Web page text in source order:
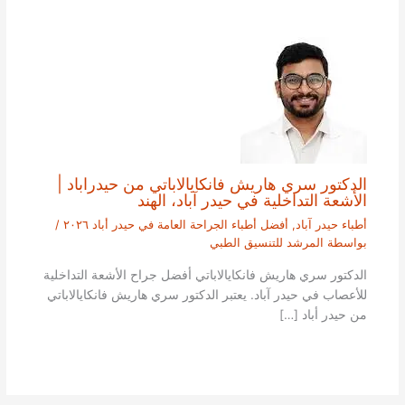
الدكتور سري هاريش فانكايالاباتي من حيدراباد |
الأشعة التداخلية في حيدر آباد، الهند
أطباء حيدر آباد, أفضل أطباء الجراحة العامة في حيدر أباد ٢٠٢٦
/
بواسطة المرشد للتنسيق الطبي
الدكتور سري هاريش فانكايالاباتي أفضل جراح الأشعة التداخلية
للأعصاب في حيدر آباد. يعتبر الدكتور سري هاريش فانكايالاباتي
من حيدر أباد […]